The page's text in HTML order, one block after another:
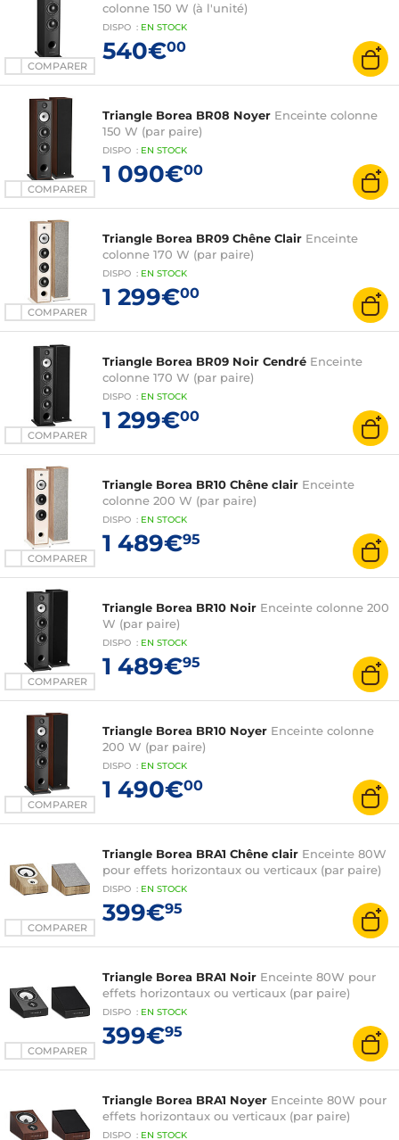
COMPARER
colonne 150 W (à l'unité)
DISPO : EN STOCK
540€00
COMPARER
Triangle Borea BR08 Noyer Enceinte colonne
150 W (par paire)
DISPO : EN STOCK
1 090€00
COMPARER
Triangle Borea BR09 Chêne Clair Enceinte
colonne 170 W (par paire)
DISPO : EN STOCK
1 299€00
COMPARER
Triangle Borea BR09 Noir Cendré Enceinte
colonne 170 W (par paire)
DISPO : EN STOCK
1 299€00
COMPARER
Triangle Borea BR10 Chêne clair Enceinte
colonne 200 W (par paire)
DISPO : EN STOCK
1 489€95
COMPARER
Triangle Borea BR10 Noir Enceinte colonne 200
W (par paire)
DISPO : EN STOCK
1 489€95
COMPARER
Triangle Borea BR10 Noyer Enceinte colonne
200 W (par paire)
DISPO : EN STOCK
1 490€00
COMPARER
Triangle Borea BRA1 Chêne clair Enceinte 80W
pour effets horizontaux ou verticaux (par paire)
DISPO : EN STOCK
399€95
COMPARER
Triangle Borea BRA1 Noir Enceinte 80W pour
effets horizontaux ou verticaux (par paire)
DISPO : EN STOCK
399€95
Triangle Borea BRA1 Noyer Enceinte 80W pour
effets horizontaux ou verticaux (par paire)
DISPO : EN STOCK